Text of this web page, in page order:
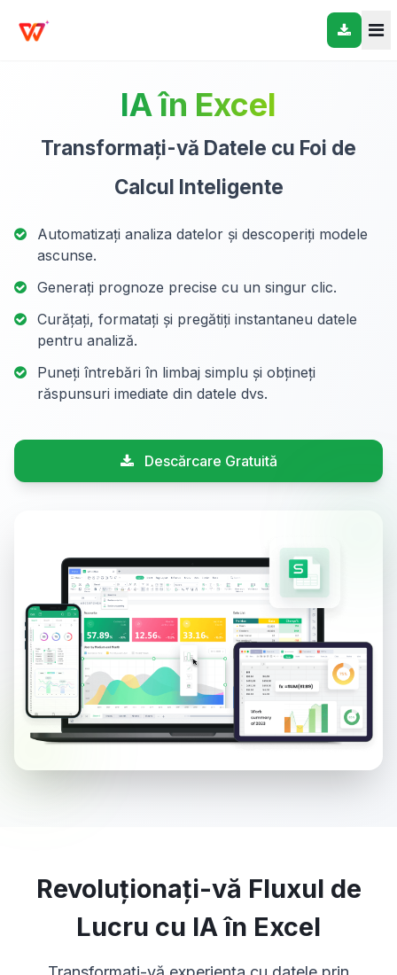
IA în Excel
Transformați-vă Datele cu Foi de
Calcul Inteligente
Automatizați analiza datelor și descoperiți modele
ascunse.
Generați prognoze precise cu un singur clic.
Curățați, formatați și pregătiți instantaneu datele
pentru analiză.
Puneți întrebări în limbaj simplu și obțineți
răspunsuri imediate din datele dvs.
Descărcare Gratuită
Revoluționați-vă Fluxul de
Lucru cu IA în Excel